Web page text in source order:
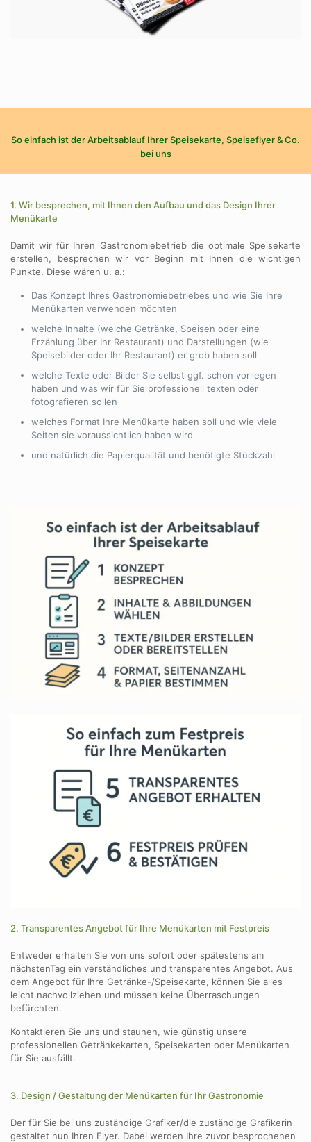
So einfach ist der Arbeitsablauf Ihrer Speisekarte, Speiseflyer & Co.
bei uns
1. Wir besprechen, mit Ihnen den Aufbau und das Design Ihrer
Menükarte
Damit wir für Ihren Gastronomiebetrieb die optimale Speisekarte
erstellen, besprechen wir vor Beginn mit Ihnen die wichtigen
Punkte. Diese wären u. a.:
Das Konzept Ihres Gastronomiebetriebes und wie Sie Ihre
Menükarten verwenden möchten
welche Inhalte (welche Getränke, Speisen oder eine
Erzählung über Ihr Restaurant) und Darstellungen (wie
Speisebilder oder Ihr Restaurant) er grob haben soll
welche Texte oder Bilder Sie selbst ggf. schon vorliegen
haben und was wir für Sie professionell texten oder
fotografieren sollen
welches Format Ihre Menükarte haben soll und wie viele
Seiten sie voraussichtlich haben wird
und natürlich die Papierqualität und benötigte Stückzahl
2. Transparentes Angebot für Ihre Menükarten mit Festpreis
Entweder erhalten Sie von uns sofort oder spätestens am
nächstenTag ein verständliches und transparentes Angebot. Aus
dem Angebot für Ihre Getränke-/Speisekarte, können Sie alles
leicht nachvollziehen und müssen keine Überraschungen
befürchten.
Kontaktieren Sie uns und staunen, wie günstig unsere
professionellen Getränkekarten, Speisekarten oder Menükarten
für Sie ausfällt.
3. Design / Gestaltung der Menükarten für Ihr Gastronomie
Der für Sie bei uns zuständige Grafiker/die zuständige Grafikerin
gestaltet nun Ihren Flyer. Dabei werden Ihre zuvor besprochenen